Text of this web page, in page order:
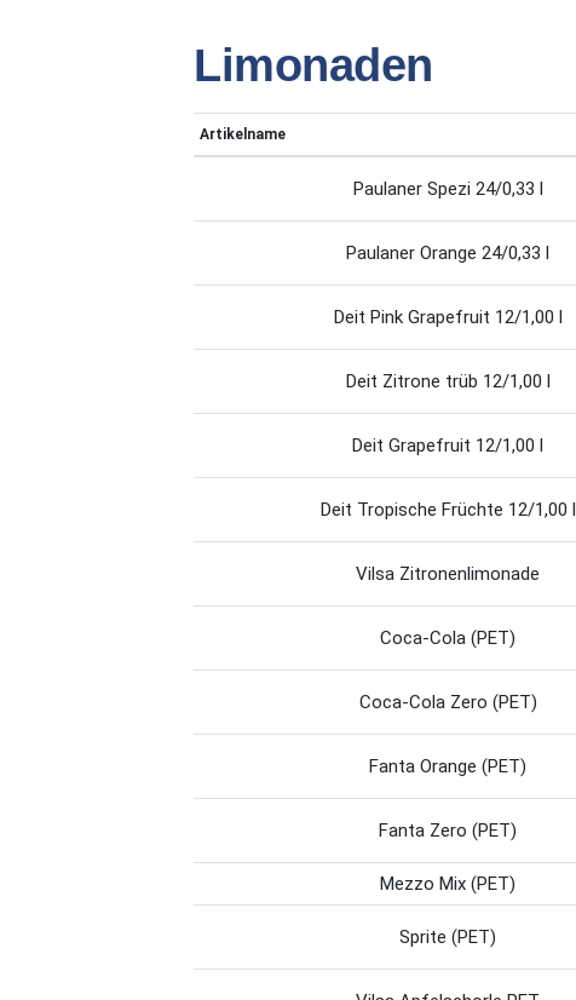
Limonaden
Artikelname
Paulaner Spezi 24/0,33 l
Paulaner Orange 24/0,33 l
Deit Pink Grapefruit 12/1,00 l
Deit Zitrone trüb 12/1,00 l
Deit Grapefruit 12/1,00 l
Deit Tropische Früchte 12/1,00 l
Vilsa Zitronenlimonade
Coca-Cola (PET)
Coca-Cola Zero (PET)
Fanta Orange (PET)
Fanta Zero (PET)
Mezzo Mix (PET)
Sprite (PET)